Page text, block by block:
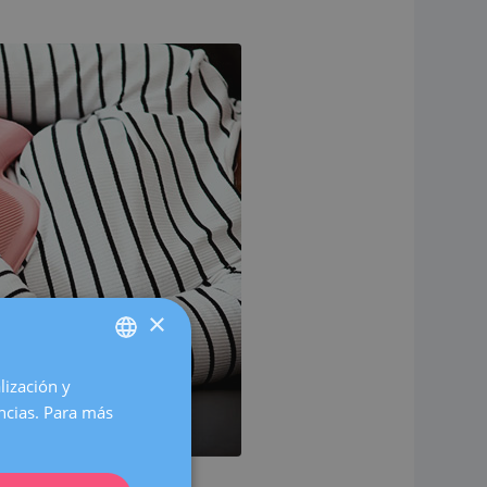
CATALÀ
×
y
Para más